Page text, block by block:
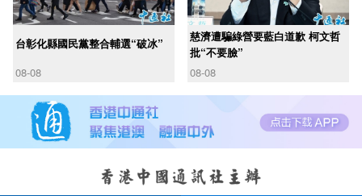
台彰化縣國民黨整合輔選“破冰”
08-08
慈濟遭騙綠營要藍白道歉 柯文哲
批“不要臉”
08-08